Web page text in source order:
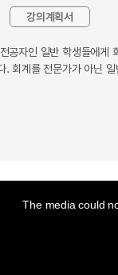
강의계획서
공자인 일반 학생들에게
. 회계를 전문가가 아닌
The media could